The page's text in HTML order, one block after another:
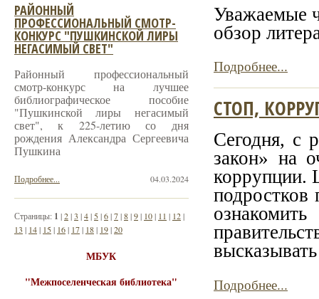
Уважаемые
обзор
Подробнее...
СТОП,
Сегодня, с
закон» на
коррупции.
подростков
Подробнее...
РАЙОННЫЙ
ПРОФЕССИОНАЛЬНЫЙ СМОТР-
КОНКУРС "ПУШКИНСКОЙ ЛИРЫ
НЕГАСИМЫЙ СВЕТ"
Районный профессиональный
смотр-конкурс на лучшее
библиографическое пособие
"Пушкинской лиры негасимый
свет", к 225-летию со дня
рождения Александра Сергеевича
Пушкина
04.03.2024
Подробнее...
Страницы: 1 |2|3 |4| 5|6|7|8|9| 10| 11 | 12|
13 | 14| 15| 16| 17| 18| 19|20
МБУК
"Межпоселенческая библиотека"